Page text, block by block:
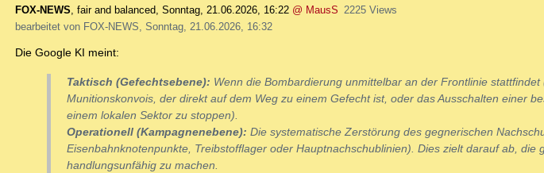
FOX-NEWS, fair and balanced, Sonntag, 21.06.2026, 16:22 @ MausS 2225 Views
bearbeitet von FOX-NEWS, Sonntag, 21.06.2026, 16:32
Die Google KI meint:
Taktisch (Gefechtsebene): Wenn die Bombardierung unmittelbar an der Frontlinie
Munitionskonvois, der direkt auf dem Weg zu einem Gefecht ist, oder das Ausschalten einer
einem lokalen Sektor zu stoppen).
Operationell (Kampagnenebene): Die systematische Zerstörung des gegnerischen
Eisenbahnknotenpunkte, Treibstofflager oder Hauptnachschublinien). Dies zielt darauf ab, die
handlungsunfähig zu machen.